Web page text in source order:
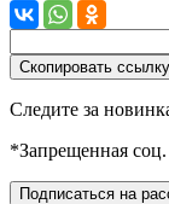
Скопировать ссылку
Следите за
*Запрещенная
Подписаться на